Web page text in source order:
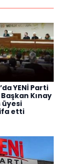
YENİ Parti
Kınay
üyesi
etti